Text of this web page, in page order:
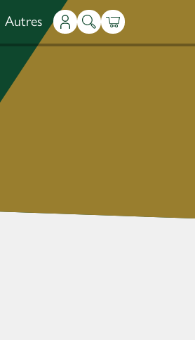
Autres Mon compte
Recherche
Panier